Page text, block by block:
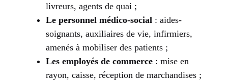
livreurs, agents de quai ;
Le personnel médico-social : aides-
soignants, auxiliaires de vie, infirmiers,
amenés à mobiliser des patients ;
Les employés de commerce : mise en
rayon, caisse, réception de marchandises ;